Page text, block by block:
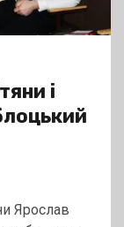
і
Ярослав